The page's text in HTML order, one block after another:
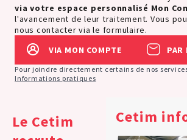
via votre espace personnalisé Mon
l'avancement de leur traitement. Vous
nous contacter via le formulaire.
VIA MON COMPTE
PAR
Pour joindre directement certains de nos
Informations pratiques
Cetim
Le Cetim